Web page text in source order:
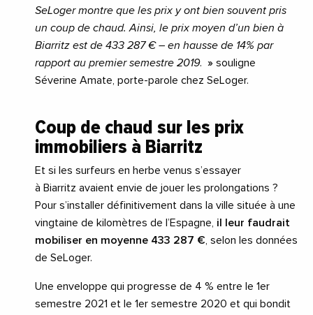
SeLoger montre que les prix y ont bien souvent pris
un coup de chaud. Ainsi, le prix moyen d’un bien à
Biarritz est de 433 287 € – en hausse de 14% par
rapport au premier semestre 2019. » souligne
Séverine Amate, porte-parole chez SeLoger.
Coup de chaud sur les prix
immobiliers à Biarritz
Et si les surfeurs en herbe venus s’essayer
à Biarritz avaient envie de jouer les prolongations ?
Pour s’installer définitivement dans la ville située à une
vingtaine de kilomètres de l’Espagne, il leur faudrait
mobiliser en moyenne 433 287 €, selon les données
de SeLoger.
Une enveloppe qui progresse de 4 % entre le 1er
semestre 2021 et le 1er semestre 2020 et qui bondit